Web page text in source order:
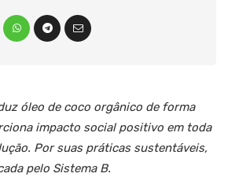
óleo de coco orgânico de forma
impacto social positivo em toda
Por suas práticas sustentáveis,
pelo Sistema B.